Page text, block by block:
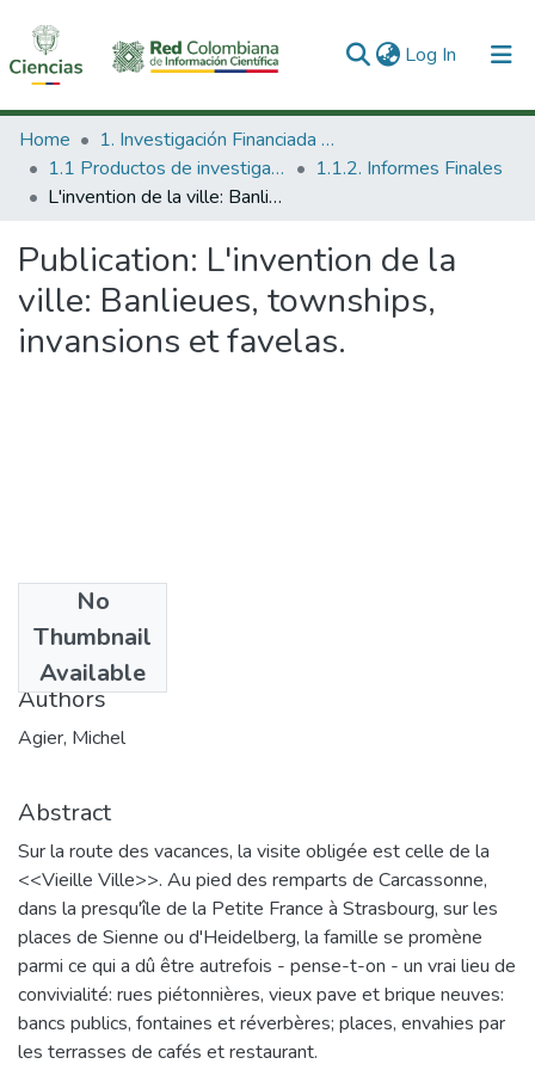
Log In (current)
Communities & Collections
All of DSpace
Home
1. Investigación Financiada con Recursos Públicos
1.1 Productos de investigación
1.1.2. Informes Finales
L'invention de la ville: Banlieues, townships, invansions et favelas.
Publication: L'invention de la
ville: Banlieues, townships,
invansions et favelas.
No
Thumbnail
Available
1999
Authors
Agier, Michel
Abstract
Sur la route des vacances, la visite obligée est celle de la
<<Vieille Ville>>. Au pied des remparts de Carcassonne,
dans la presqu'île de la Petite France à Strasbourg, sur les
places de Sienne ou d'Heidelberg, la famille se promène
parmi ce qui a dû être autrefois - pense-t-on - un vrai lieu de
convivialité: rues piétonnières, vieux pave et brique neuves:
bancs publics, fontaines et réverbères; places, envahies par
les terrasses de cafés et restaurant.